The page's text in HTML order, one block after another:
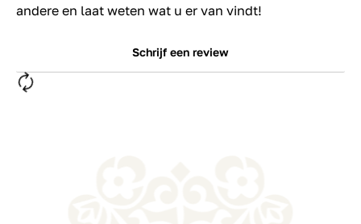
andere en laat weten wat u er van vindt!
Schrijf een review